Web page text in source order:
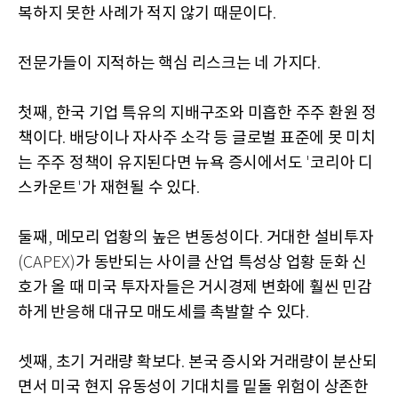
복하지 못한 사례가 적지 않기 때문이다.
전문가들이 지적하는 핵심 리스크는 네 가지다.
첫째 , 한국 기업 특유의 지배구조와 미흡한 주주 환원 정
책이다. 배당이나 자사주 소각 등 글로벌 표준에 못 미치
는 주주 정책이 유지된다면 뉴욕 증시에서도 '코리아 디
스카운트'가 재현될 수 있다.
둘째 , 메모리 업황의 높은 변동성이다. 거대한 설비투자
(CAPEX)가 동반되는 사이클 산업 특성상 업황 둔화 신
호가 올 때 미국 투자자들은 거시경제 변화에 훨씬 민감
하게 반응해 대규모 매도세를 촉발할 수 있다.
셋째 , 초기 거래량 확보다. 본국 증시와 거래량이 분산되
면서 미국 현지 유동성이 기대치를 밑돌 위험이 상존한